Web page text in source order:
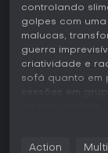
controlando
golpes com
malucas,
guerra
criatividade e
sofá quanto em
sessões em
Action